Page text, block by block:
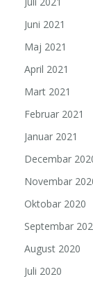
Juni 2021
Maj 2021
April 2021
Mart 2021
Februar 2021
Januar 2021
Decembar
Novembar
Oktobar 2020
Septembar
August 2020
Juli 2020